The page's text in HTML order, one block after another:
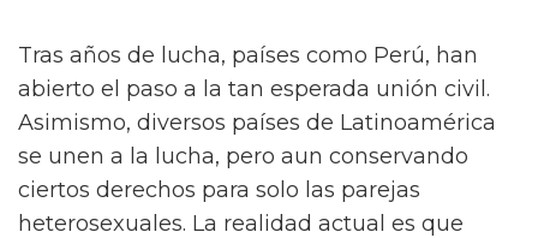
Tras años de lucha, países como Perú, han
abierto el paso a la tan esperada unión civil.
Asimismo, diversos países de Latinoamérica
se unen a la lucha, pero aun conservando
ciertos derechos para solo las parejas
heterosexuales. La realidad actual es que